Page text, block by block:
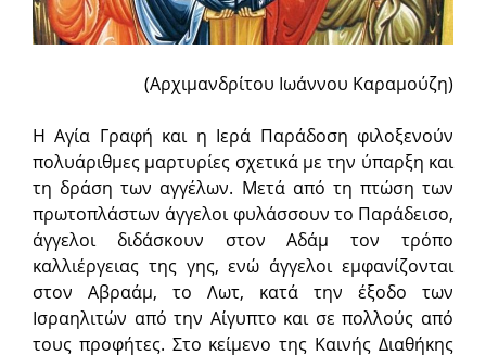
(Αρχιμανδρίτου Ιωάννου Καραμούζη)
Η Αγία Γραφή και η Ιερά Παράδοση φιλοξενούν
πολυάριθμες μαρτυρίες σχετικά με την ύπαρξη και
τη δράση των αγγέλων. Μετά από τη πτώση των
πρωτοπλάστων άγγελοι φυλάσσουν το Παράδεισο,
άγγελοι διδάσκουν στον Αδάμ τον τρόπο
καλλιέργειας της γης, ενώ άγγελοι εμφανίζονται
στον Αβραάμ, το Λωτ, κατά την έξοδο των
Ισραηλιτών από την Αίγυπτο και σε πολλούς από
τους προφήτες. Στο κείμενο της Καινής Διαθήκης